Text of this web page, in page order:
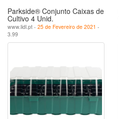
Parkside® Conjunto Caixas de
Cultivo 4 Unid.
www.lidl.pt - 25 de Fevereiro de 2021 -
3.99